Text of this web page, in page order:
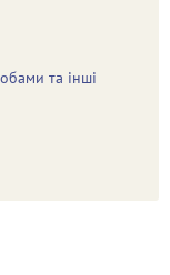
та інші